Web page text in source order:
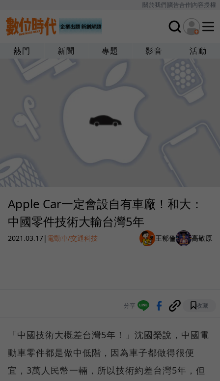
關於我們廣告合作內容授權
熱門 新聞 專題 影音 活動
Apple Car一定會設自有車廠！和大：
中國零件技術大輸台灣5年
2021.03.17| 電動車/交通科技 王郁倫 高敬原
分享 收藏
「中國技術大概差台灣5年！」沈國榮說，中國電
動車零件都是做中低階，因為車子都做得很便
宜，3萬人民幣一輛，所以技術約差台灣5年，但